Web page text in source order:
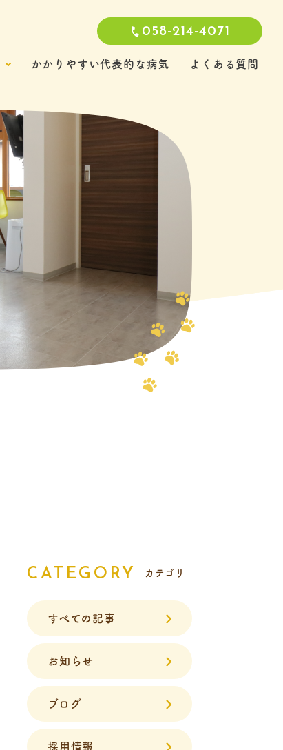
058-214-4071
かかりやすい代表的な病気 よくある質問
CATEGORY カテゴリ
すべての記事
お知らせ
ブログ
採用情報